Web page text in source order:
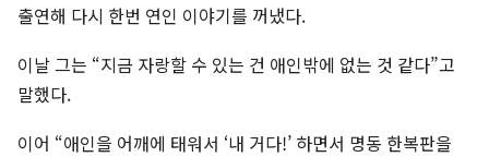
출연해 다시 한번 연인 이야기를 꺼냈다.
이날 그는 “지금 자랑할 수 있는 건 애인밖에 없는 것 같다”고
말했다.
이어 “애인을 어깨에 태워서 ‘내 거다!’ 하면서 명동 한복판을